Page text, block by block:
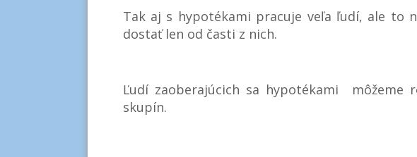
Tak aj s hypotékami pracuje veľa ľudí, ale to
dostať len od časti z nich.
Ľudí zaoberajúcich sa hypotékami môžeme
skupín.